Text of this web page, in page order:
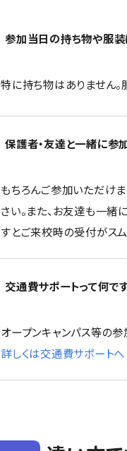
参加当日の持ち物や服装
特に持ち物はありません
保護者・友達と一緒に参
もちろんご参加いただけ
さい。また、お友達も一
すとご来校時の受付がスム
交通費サポートって何で
オープンキャンパス等の
詳しくは交通費サポートへ